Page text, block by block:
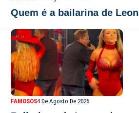
Quem é a bailarina de
FAMOSOS4 De Agosto De 2026